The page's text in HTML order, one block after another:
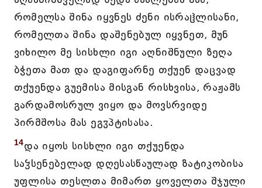
რომელსა შინა იყვნეს ძენი ისრაჱლისანი,
რომელთა შინა დაშენებულ იყვნეთ, მუნ
ვიხილო მე სისხლი იგი აღნიშნული ზეღა
ბჭეთა მათ და დაგიფარნე თქუენ დაცვად
თქუენდა გუემისა მისგან რისხვისა, რაჟამს
გარდამოსრულ ვიყო და მოვსრვიდე
პირმშოსა მას ეგჳპტისასა.
14და იყოს სისხლი იგი თქუენდა
საჴსენებელად დღესასწაულად ზატიკობისა
უფლისა თესლთა მიმართ ყოველთა შჯული